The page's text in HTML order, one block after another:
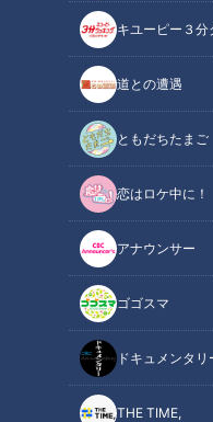
キユーピー３分
道との遭遇
ともだちたまご
恋はロケ中に！
アナウンサー
ゴゴスマ
ドキュメンタリ
THE TIME,
そんな意味があったの…掃除
ープ”「もうすぐ無くなる」だ
この記事の画像（全9枚）